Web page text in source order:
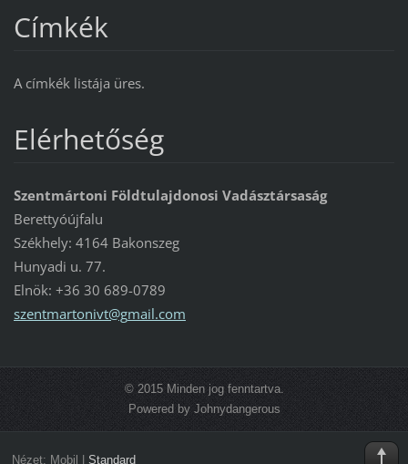
Címkék
A címkék listája üres.
Elérhetőség
Szentmártoni Földtulajdonosi Vadásztársaság
Berettyóújfalu
Székhely: 4164 Bakonszeg
Hunyadi u. 77.
Elnök: +36 30 689-0789
szentmartonivt@gmail.com
© 2015 Minden jog fenntartva.
Powered by Johnydangerous
Nézet: Mobil | Standard